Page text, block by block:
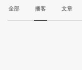
全部 播客 文章